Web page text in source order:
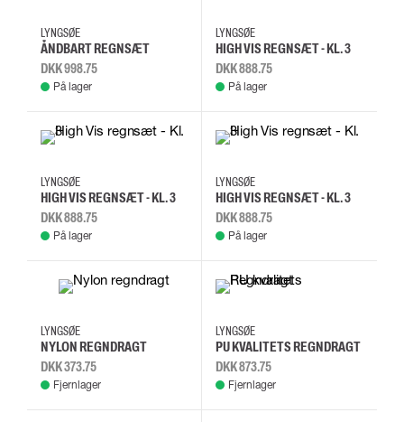
LYNGSØE
ÅNDBART REGNSÆT
DKK 998.75
På lager
LYNGSØE
HIGH VIS REGNSÆT - KL. 3
DKK 888.75
På lager
LYNGSØE
HIGH VIS REGNSÆT - KL. 3
DKK 888.75
På lager
LYNGSØE
HIGH VIS REGNSÆT - KL. 3
DKK 888.75
På lager
LYNGSØE
NYLON REGNDRAGT
DKK 373.75
Fjernlager
LYNGSØE
PU KVALITETS REGNDRAGT
DKK 873.75
Fjernlager